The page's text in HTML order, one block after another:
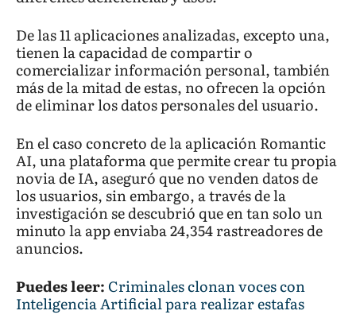
De las 11 aplicaciones analizadas, excepto una,
tienen la capacidad de compartir o
comercializar información personal, también
más de la mitad de estas, no ofrecen la opción
de eliminar los datos personales del usuario.
En el caso concreto de la aplicación Romantic
AI, una plataforma que permite crear tu propia
novia de IA, aseguró que no venden datos de
los usuarios, sin embargo, a través de la
investigación se descubrió que en tan solo un
minuto la app enviaba 24,354 rastreadores de
anuncios.
Puedes leer: Criminales clonan voces con
Inteligencia Artificial para realizar estafas